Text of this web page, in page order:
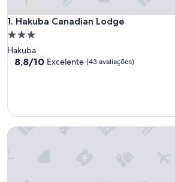
1. Hakuba Canadian Lodge
Hakuba Canadian Lodge
Propriedade
3.0
estrelas
Hakuba
8.8
avaliações)
8,8/10 Excelente (43 avaliações)
Lake Villa Kawaguchiko